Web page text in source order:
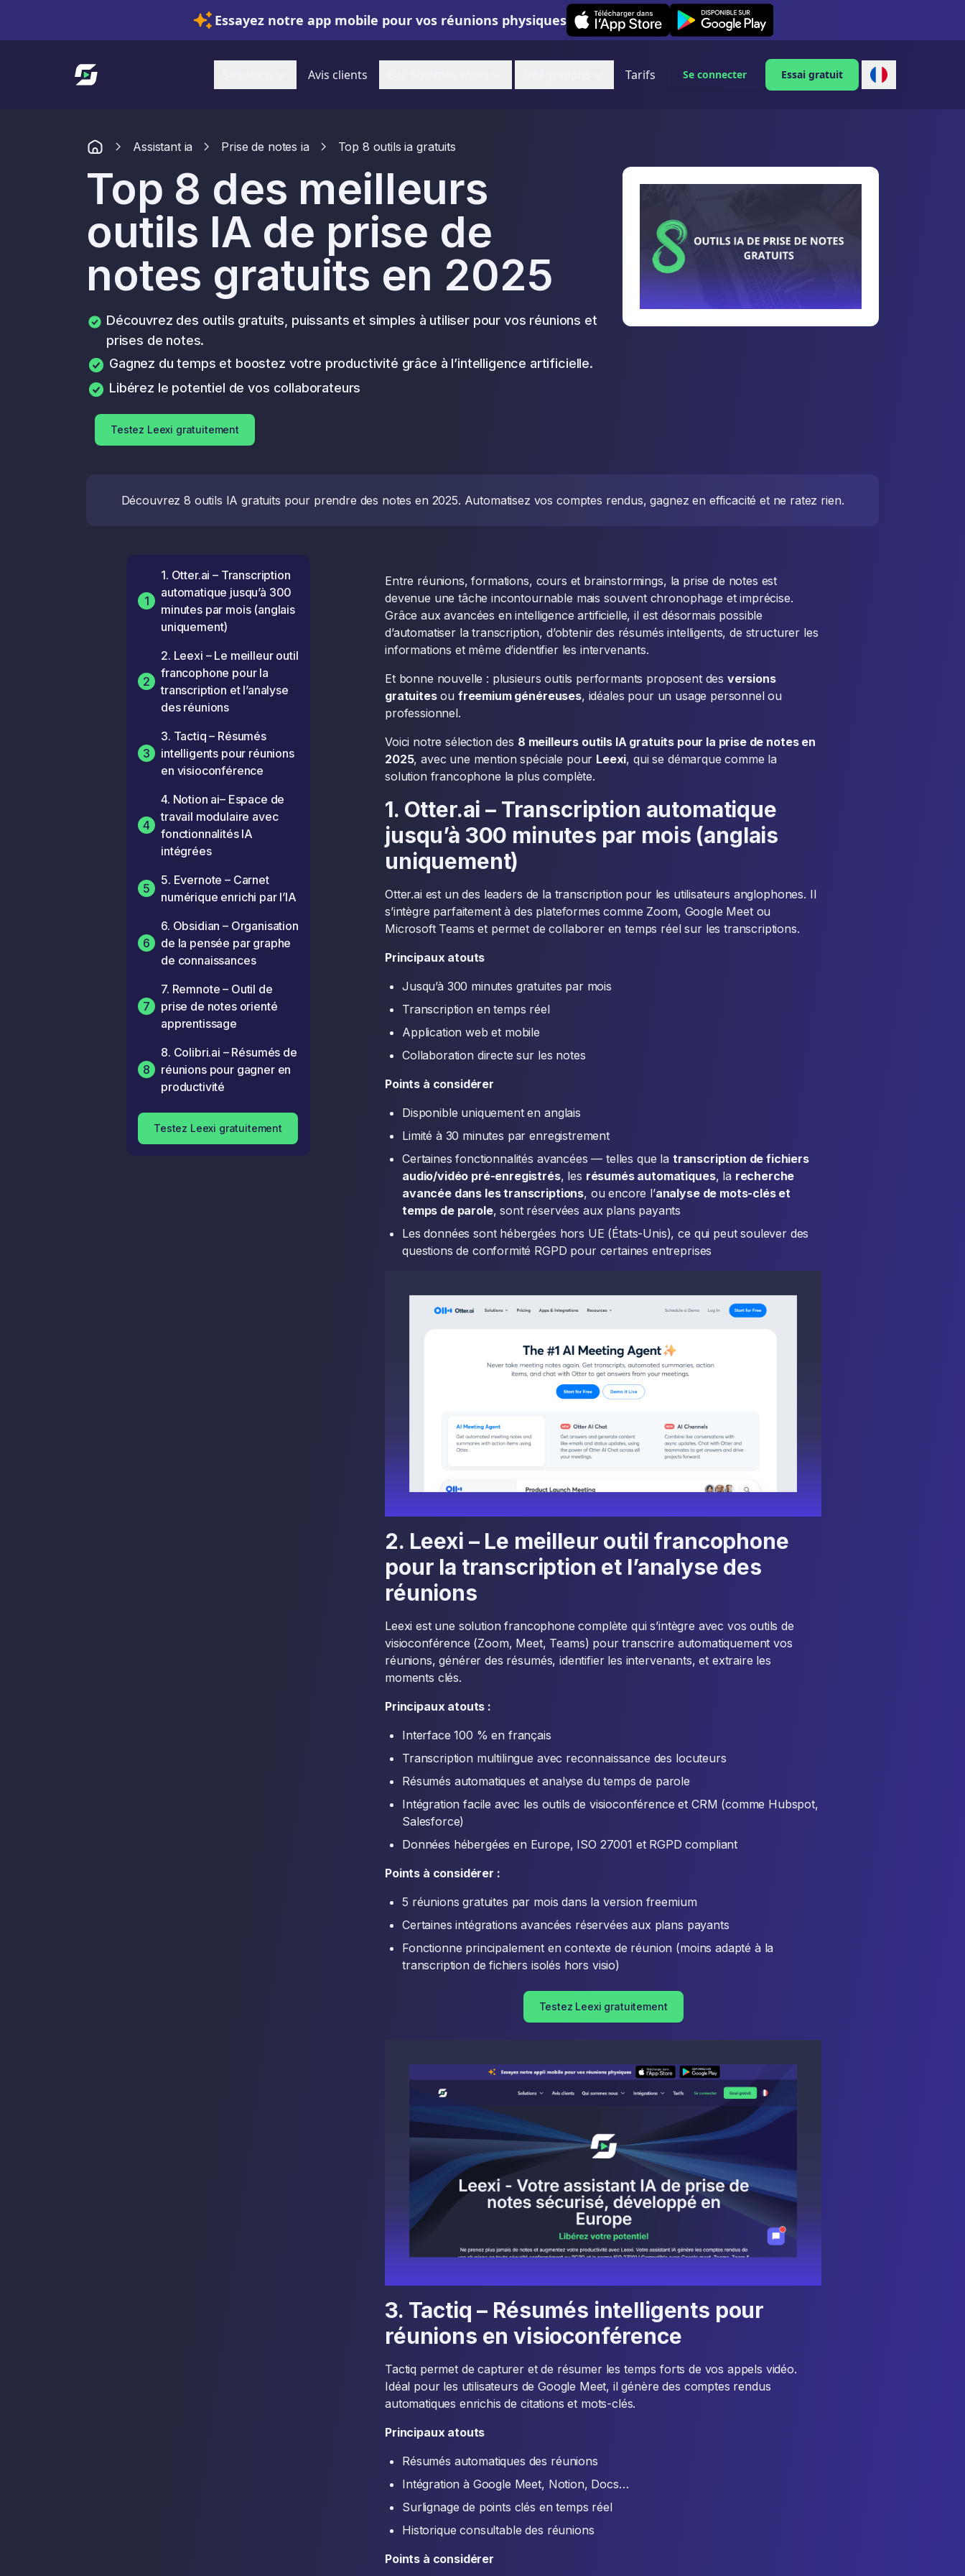
Essayez notre app mobile pour vos réunions physiques
Leexi on iOS Leexi on Android
Lien vers l'accueil
Avis clients Tarifs Se connecter Essai gratuit
Assistant ia Prise de notes ia Top 8 outils ia gratuits
Top 8 des meilleurs
outils IA de prise de
notes gratuits en 2025
Découvrez des outils gratuits, puissants et simples à utiliser pour vos réunions et
prises de notes.
Gagnez du temps et boostez votre productivité grâce à l’intelligence artificielle.
Libérez le potentiel de vos collaborateurs
Testez Leexi gratuitement
Découvrez 8 outils IA gratuits pour prendre des notes en 2025. Automatisez vos comptes rendus, gagnez en efficacité et ne ratez rien.
1
1. Otter.ai – Transcription
automatique jusqu’à 300
minutes par mois (anglais
uniquement)
2
2. Leexi – Le meilleur outil
francophone pour la
transcription et l’analyse
des réunions
3
3. Tactiq – Résumés
intelligents pour réunions
en visioconférence
4
4. Notion ai– Espace de
travail modulaire avec
fonctionnalités IA
intégrées
5
5. Evernote – Carnet
numérique enrichi par l’IA
6
6. Obsidian – Organisation
de la pensée par graphe
de connaissances
7
7. Remnote – Outil de
prise de notes orienté
apprentissage
8
8. Colibri.ai – Résumés de
réunions pour gagner en
productivité
Testez Leexi gratuitement
Entre réunions, formations, cours et brainstormings, la prise de notes est
devenue une tâche incontournable mais souvent chronophage et imprécise.
Grâce aux avancées en intelligence artificielle, il est désormais possible
d’automatiser la transcription, d’obtenir des résumés intelligents, de structurer les
informations et même d’identifier les intervenants.
Et bonne nouvelle : plusieurs outils performants proposent des versions
gratuitesou freemium généreuses, idéales pour un usage personnel ou
professionnel.
Voici notre sélection des 8 meilleurs outils IA gratuits pour la prise de notes en
2025, avec une mention spéciale pour Leexi, qui se démarque comme la
solution francophone la plus complète.
1. Otter.ai – Transcription automatique
jusqu’à 300 minutes par mois (anglais
uniquement)
Otter.ai est un des leaders de la transcription pour les utilisateurs anglophones. Il
s’intègre parfaitement à des plateformes comme Zoom, Google Meet ou
Microsoft Teams et permet de collaborer en temps réel sur les transcriptions.
Principaux atouts
Jusqu’à 300 minutes gratuites par mois
Transcription en temps réel
Application web et mobile
Collaboration directe sur les notes
Points à considérer
Disponible uniquement en anglais
Limité à 30 minutes par enregistrement
Certaines fonctionnalités avancées — telles que la transcription de fichiers
audio/vidéo pré-enregistrés, les résumés automatiques, la recherche
avancée dans les transcriptions, ou encore l’analyse de mots-clés et
temps de parole, sont réservées aux plans payants
Les données sont hébergées hors UE (États-Unis), ce qui peut soulever des
questions de conformité RGPD pour certaines entreprises
2. Leexi – Le meilleur outil francophone
pour la transcription et l’analyse des
réunions
Leexi est une solution francophone complète qui s’intègre avec vos outils de
visioconférence (Zoom, Meet, Teams) pour transcrire automatiquement vos
réunions, générer des résumés, identifier les intervenants, et extraire les
moments clés.
Principaux atouts :
Interface 100 % en français
Transcription multilingue avec reconnaissance des locuteurs
Résumés automatiques et analyse du temps de parole
Intégration facile avec les outils de visioconférence et CRM (comme Hubspot,
Salesforce)
Données hébergées en Europe, ISO 27001 et RGPD compliant
Points à considérer :
5 réunions gratuites par mois dans la version freemium
Certaines intégrations avancées réservées aux plans payants
Fonctionne principalement en contexte de réunion (moins adapté à la
transcription de fichiers isolés hors visio)
Testez Leexi gratuitement
3. Tactiq – Résumés intelligents pour
réunions en visioconférence
Tactiq permet de capturer et de résumer les temps forts de vos appels vidéo.
Idéal pour les utilisateurs de Google Meet, il génère des comptes rendus
automatiques enrichis de citations et mots-clés.
Principaux atouts
Résumés automatiques des réunions
Intégration à Google Meet, Notion, Docs…
Surlignage de points clés en temps réel
Historique consultable des réunions
Points à considérer